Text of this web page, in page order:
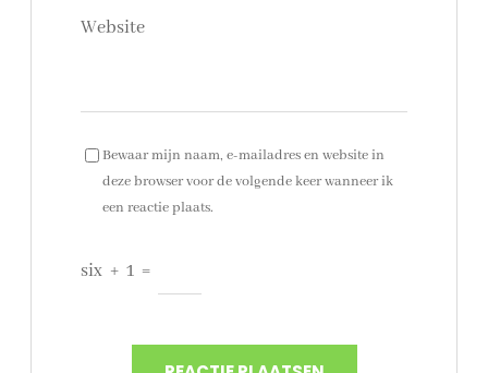
Website
Bewaar mijn naam, e-mailadres en website in
deze browser voor de volgende keer wanneer ik
een reactie plaats.
six + 1 =